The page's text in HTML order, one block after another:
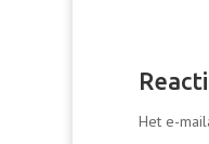
Het e-